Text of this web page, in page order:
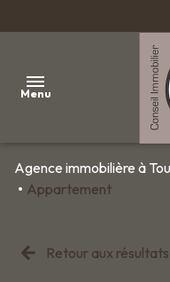
Menu
AGENCE
TOULOUSE
Agence immobilière à
Appartement
Retour aux résultats